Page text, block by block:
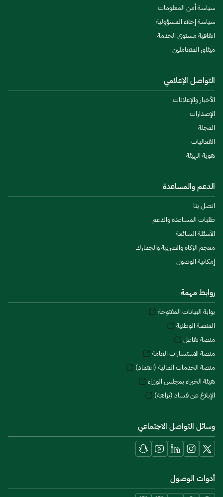
سياسة أمن المعلومات
سياسة إخلاء المسؤولية
اتفاقية مستوى الخدمة
ميثاق المتعاملين
التواصل الإعلامي
الأخبار والإعلانات
الإصدارات
المجلة
الفعاليات
هوية الهيئة
الدعم والمساعدة
اتصل بنا
طلبات المساعدة والدعم
الأسئلة الشائعة
معجم الزكاة والضريبة والجمارك
إمكانية الوصول
روابط مهمة
بوابة البيانات المفتوحة
المنصة الوطنية
منصة تفاعل
منصة الاستشارات العامة
منصة الخدمات المالية (اعتماد)
هيئة الخبراء بمجلس الوزراء
الإبلاغ عن فساد (نزاهة)
وسائل التواصل الاجتماعي
أدوات الوصول